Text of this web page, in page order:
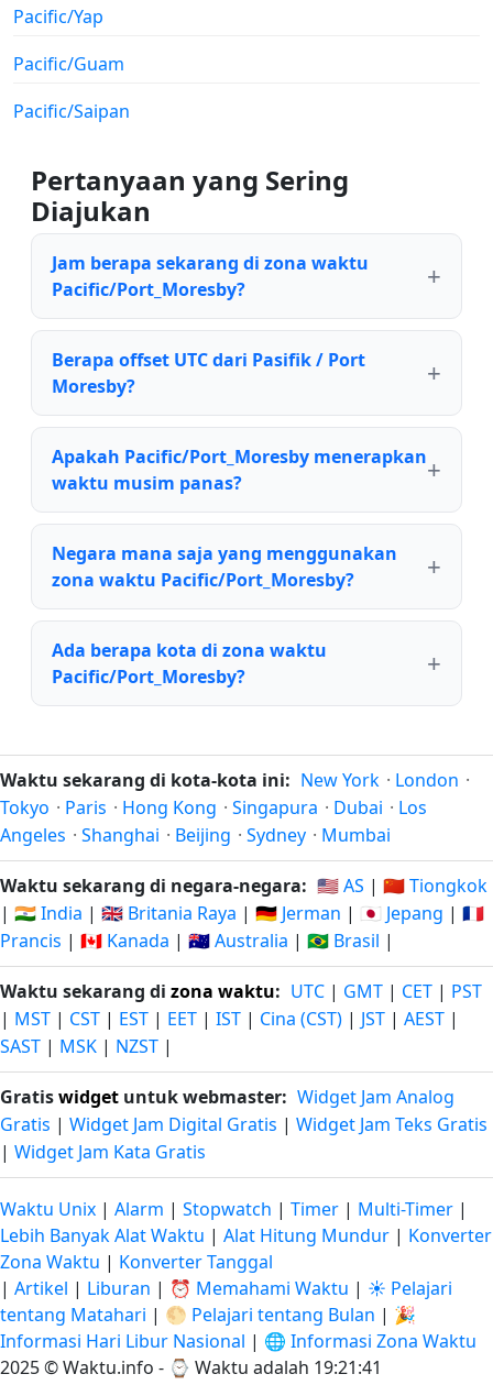
Pacific/Yap
Pacific/Guam
Pacific/Saipan
Pertanyaan yang Sering
Diajukan
Jam berapa sekarang di zona waktu
Pacific/Port_Moresby?
Berapa offset UTC dari Pasifik / Port
Moresby?
Apakah Pacific/Port_Moresby menerapkan
waktu musim panas?
Negara mana saja yang menggunakan
zona waktu Pacific/Port_Moresby?
Ada berapa kota di zona waktu
Pacific/Port_Moresby?
Waktu sekarang di kota-kota ini: New York · London ·
Tokyo · Paris · Hong Kong · Singapura · Dubai · Los
Angeles · Shanghai · Beijing · Sydney · Mumbai
Waktu sekarang di negara-negara: 🇺🇸 AS | 🇨🇳 Tiongkok
| 🇮🇳 India | 🇬🇧 Britania Raya | 🇩🇪 Jerman | 🇯🇵 Jepang | 🇫🇷
Prancis | 🇨🇦 Kanada | 🇦🇺 Australia | 🇧🇷 Brasil |
Waktu sekarang di zona waktu: UTC | GMT | CET | PST
| MST | CST | EST | EET | IST | Cina (CST) | JST | AEST |
SAST | MSK | NZST |
Gratiswidget untuk webmaster: Widget Jam Analog
Gratis | Widget Jam Digital Gratis | Widget Jam Teks Gratis
| Widget Jam Kata Gratis
Waktu Unix | Alarm | Stopwatch | Timer | Multi-Timer |
Lebih Banyak Alat Waktu | Alat Hitung Mundur | Konverter
Zona Waktu | Konverter Tanggal
| Artikel | Liburan | ⏰ Memahami Waktu | ☀️ Pelajari
tentang Matahari | 🌕 Pelajari tentang Bulan | 🎉
Informasi Hari Libur Nasional | 🌐 Informasi Zona Waktu
2025 © Waktu.info - ⌚ Waktu adalah 19:21:42